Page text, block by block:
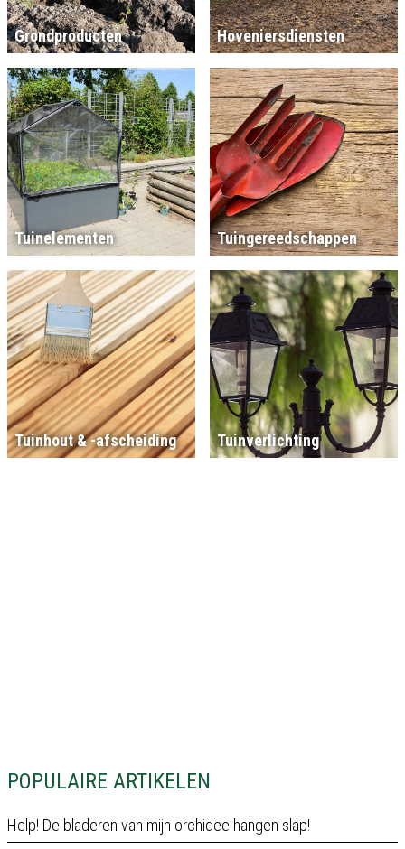
POPULAIRE ARTIKELEN
Help! De bladeren van mijn orchidee hangen slap!
Grondproducten Hoveniersdiensten
Tuinelementen Tuingereedschappen
Tuinhout & -afscheiding Tuinverlichting